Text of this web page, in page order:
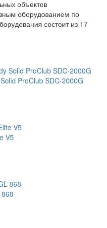
объектов
оборудованием по
состоит из 17
ProClub SDC-2000G
V5